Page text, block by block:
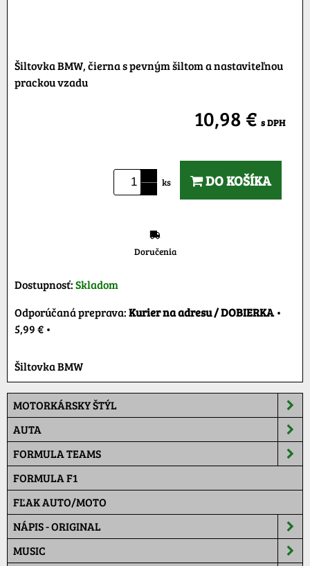
Šiltovka BMW, čierna s pevným šiltom a nastaviteľnou
prackou vzadu
10,98 € s DPH
ks DO KOŠÍKA
Doručenia
Dostupnosť:Skladom
Kurier na adresu / DOBIERKA•
5,99 € •
Šiltovka BMW
MOTORKÁRSKY ŠTÝL
AUTA
FORMULA TEAMS
FORMULA F1
FĽAK AUTO/MOTO
NÁPIS - ORIGINAL
MUSIC